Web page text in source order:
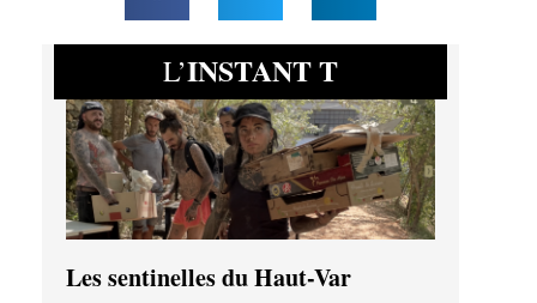
L’INSTANT T
Les sentinelles du Haut-Var